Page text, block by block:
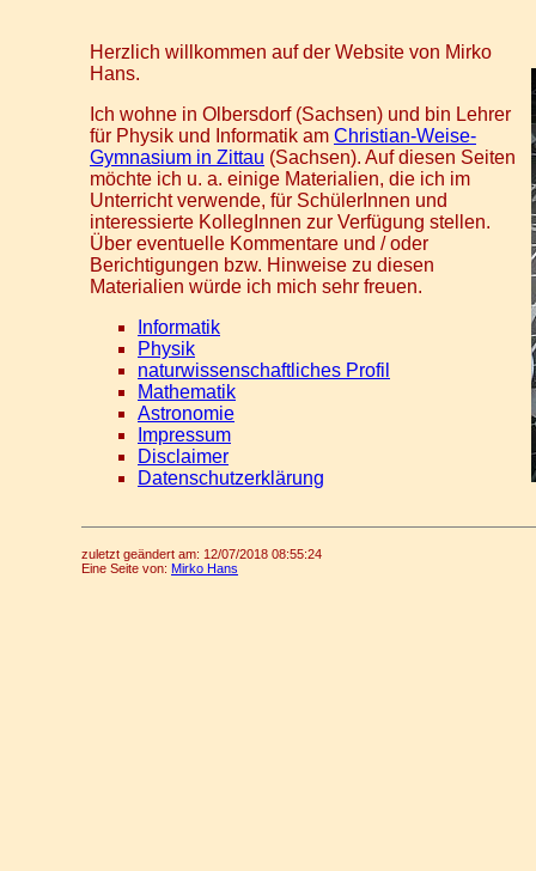
Herzlich willkommen auf der Website von Mirko
Hans.
Ich wohne in Olbersdorf (Sachsen) und bin Lehrer
für Physik und Informatik am Christian-Weise-
Gymnasium in Zittau (Sachsen). Auf diesen Seiten
möchte ich u. a. einige Materialien, die ich im
Unterricht verwende, für SchülerInnen und
interessierte KollegInnen zur Verfügung stellen.
Über eventuelle Kommentare und / oder
Berichtigungen bzw. Hinweise zu diesen
Materialien würde ich mich sehr freuen.
Informatik
Physik
naturwissenschaftliches Profil
Mathematik
Astronomie
Impressum
Disclaimer
Datenschutzerklärung
zuletzt geändert am: 12/07/2018 08:55:24
Eine Seite von: Mirko Hans